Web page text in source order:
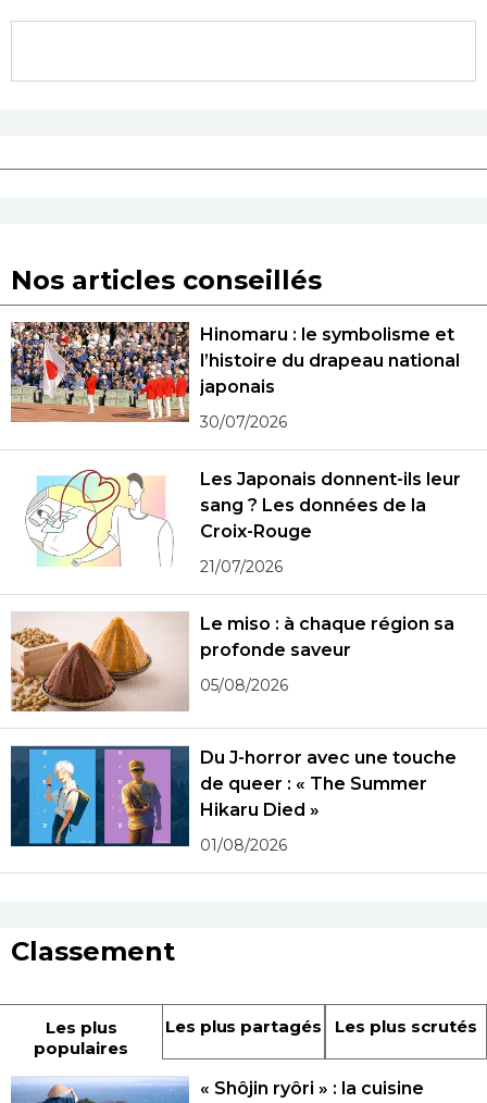
Nos articles conseillés
Hinomaru : le symbolisme et
l’histoire du drapeau national
japonais
30/07/2026
Les Japonais donnent-ils leur
sang ? Les données de la
Croix-Rouge
21/07/2026
Le miso : à chaque région sa
profonde saveur
05/08/2026
Du J-horror avec une touche
de queer : « The Summer
Hikaru Died »
01/08/2026
Classement
Les plus
populaires
Les plus partagés Les plus scrutés
« Shôjin ryôri » : la cuisine